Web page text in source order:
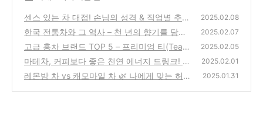
센스 있는 차 대접! 손님의 성격 & 직업별 추천
차 리스트
(0)
2025.02.08
한국 전통차와 그 역사 – 천 년의 향기를 담은
차 문화
(0)
2025.02.07
고급 홍차 브랜드 TOP 5 – 프리미엄 티(Tea)
의 세계로!
(0)
2025.02.05
마테차, 커피보다 좋은 천연 에너지 드링크! 효
능 & 마시는 법
(0)
2025.02.01
레몬밤 차 vs 캐모마일 차 🌿 나에게 맞는 허브
2025.01.31